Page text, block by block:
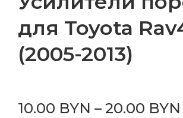
для Toyota
(2005-2013)
10.00 BYN – 20.00 BYN